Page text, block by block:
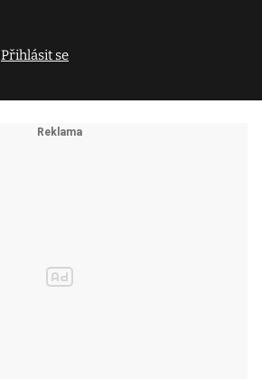
Přihlásit se